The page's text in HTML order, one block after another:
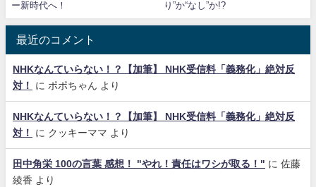
ー新時代へ！
り”か“なし”か!?
最近のコメント
NHKなんていらない！？【加筆】 NHK受信料「義務化」絶対反
対！
に ポポちゃん より
NHKなんていらない！？【加筆】 NHK受信料「義務化」絶対反
対！
に クッキーママ より
田中角栄 100の言葉 感想！ "やれ！責任はワシが取る！" に 佐藤
綾香 より